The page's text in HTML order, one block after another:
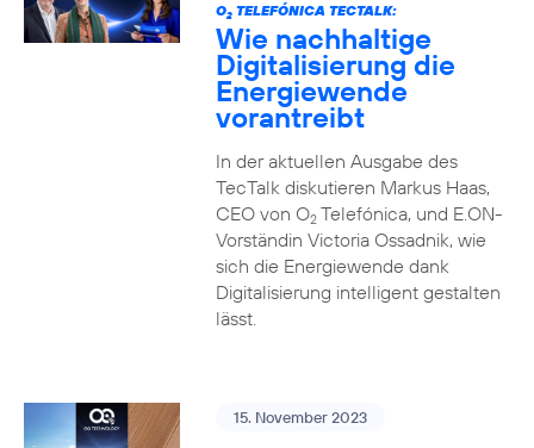
O2TELEFÓNICA TECTALK:
Wie nachhaltige
Digitalisierung die
Energiewende
vorantreibt
In der aktuellen Ausgabe des
TecTalk diskutieren Markus Haas,
CEO von O2Telefónica, und E.ON-
Vorständin Victoria Ossadnik, wie
sich die Energiewende dank
Digitalisierung intelligent gestalten
lässt.
15. November 2023